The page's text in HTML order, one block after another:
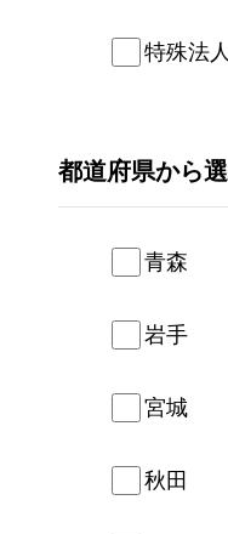
特殊法人
都道府県
青森
岩手
宮城
秋田